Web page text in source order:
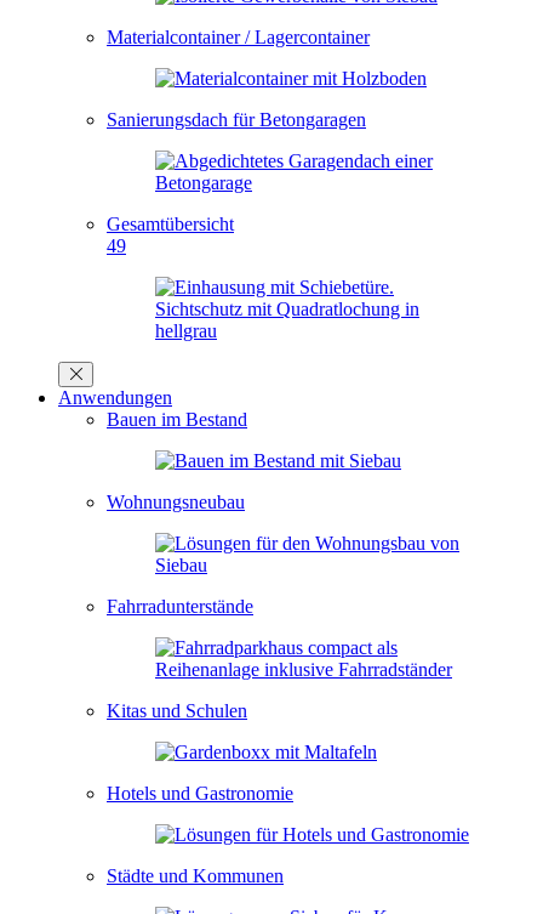
Materialcontainer / Lagercontainer
Sanierungsdach für Betongaragen
Gesamtübersicht
49
Anwendungen
Bauen im Bestand
Wohnungsneubau
Fahrradunterstände
Kitas und Schulen
Hotels und Gastronomie
Städte und Kommunen